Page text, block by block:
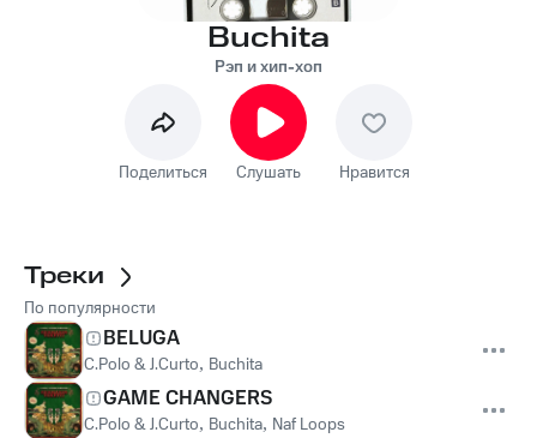
Buchita
Рэп и хип-хоп
Поделиться Слушать Нравится
Треки
По популярности
BELUGA
C.Polo & J.Curto, Buchita
GAME CHANGERS
C.Polo & J.Curto, Buchita, Naf Loops